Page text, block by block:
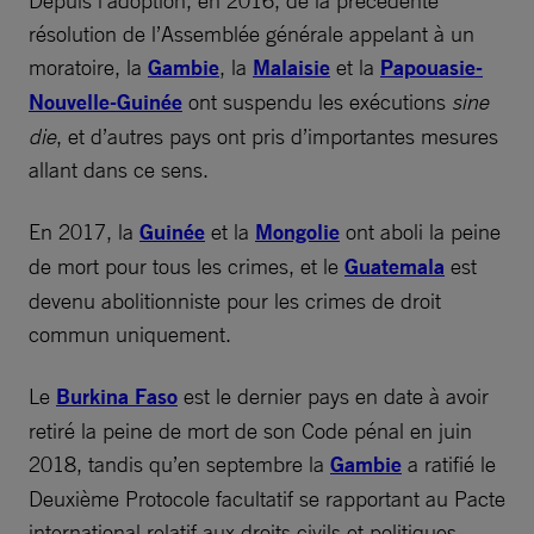
résolution de l’Assemblée générale appelant à un
moratoire, la Gambie, la Malaisie et la Papouasie-
Nouvelle-Guinée ont suspendu les exécutions sine
die, et d’autres pays ont pris d’importantes mesures
allant dans ce sens.
En 2017, la Guinée et la Mongolie ont aboli la peine
de mort pour tous les crimes, et le Guatemala est
devenu abolitionniste pour les crimes de droit
commun uniquement.
Le Burkina Faso est le dernier pays en date à avoir
retiré la peine de mort de son Code pénal en juin
2018, tandis qu’en septembre la Gambie a ratifié le
Deuxième Protocole facultatif se rapportant au Pacte